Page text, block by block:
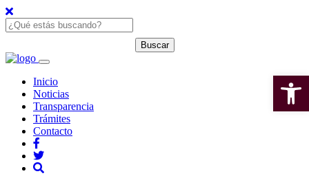
Inicio
Noticias
Transparencia
Trámites
Contacto